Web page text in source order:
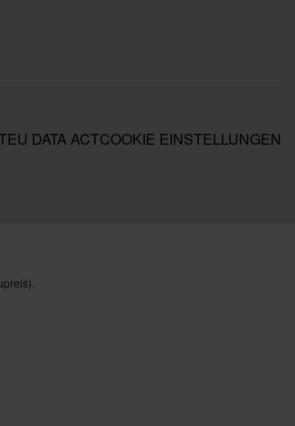
EU DATA ACTCOOKIE EINSTELLUNGEN